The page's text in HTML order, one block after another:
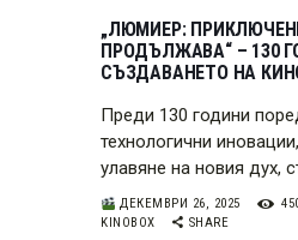
„ЛЮМИЕР:
ПРОДЪЛЖАВА“ – 130
СЪЗДАВАНЕТО НА
Преди 130 години
технологични
улавяне на новия дух,
ДЕКЕМВРИ 26, 2025
KINOBOX
SHARE